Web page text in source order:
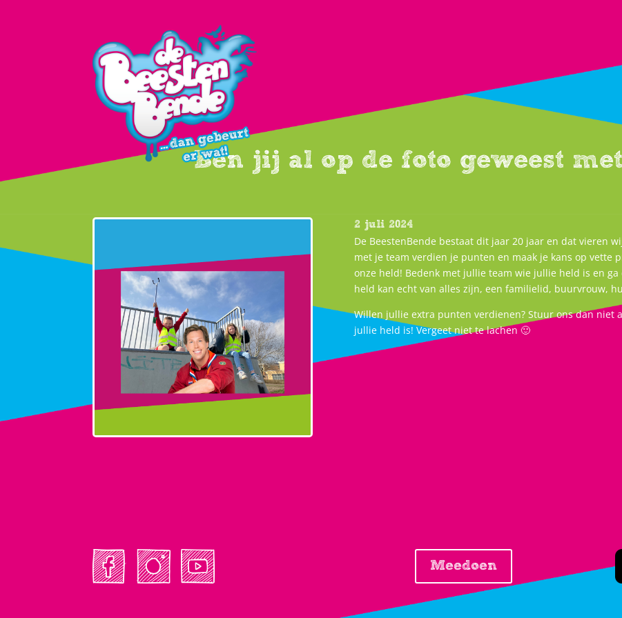
Ben jij al op de foto geweest
2 juli 2024
De BeestenBende bestaat dit jaar 20 jaar en dat vieren
met je team verdien je punten en maak je kans op vette
onze held! Bedenk met jullie team wie jullie held is en
held kan echt van alles zijn, een familielid, buurvrouw,
Willen jullie extra punten verdienen? Stuur ons dan niet
jullie held is! Vergeet niet te lachen 🙂
Meedoen